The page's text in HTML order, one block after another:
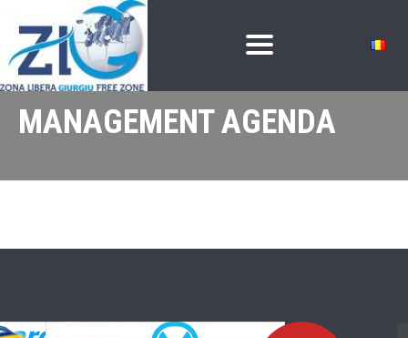
MANAGEMENT AGENDA